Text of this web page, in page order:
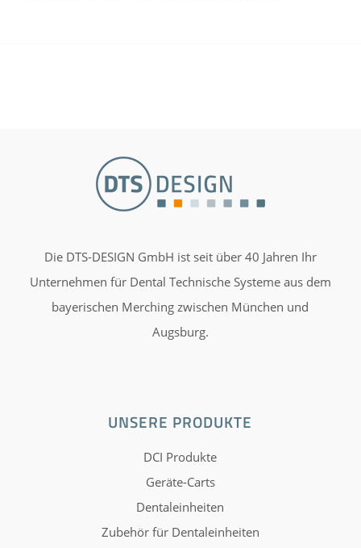
Die DTS-DESIGN GmbH ist seit über 40 Jahren Ihr
Unternehmen für Dental Technische Systeme aus dem
bayerischen Merching zwischen München und
Augsburg.
UNSERE PRODUKTE
DCI Produkte
Geräte-Carts
Dentaleinheiten
Zubehör für Dentaleinheiten